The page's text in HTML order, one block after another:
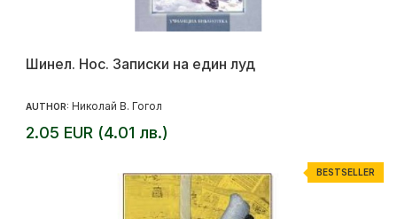
Шинел. Нос. Записки на един луд
AUTHOR: Николай В. Гогол
2.05 EUR (4.01 лв.)
BESTSELLER